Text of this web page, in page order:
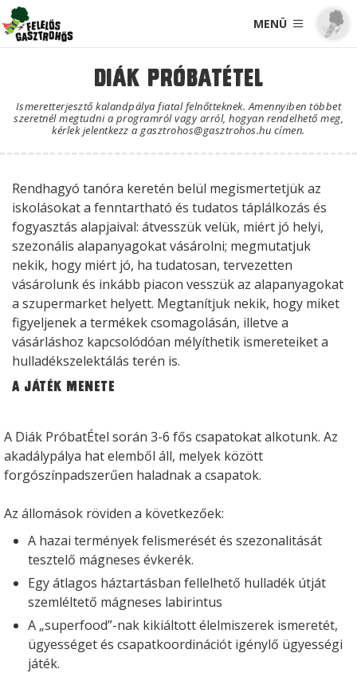
MENÜ
Diák PróbatÉtel
Ismeretterjesztő kalandpálya fiatal felnőtteknek. Amennyiben többet
szeretnél megtudni a programról vagy arról, hogyan rendelhető meg,
kérlek jelentkezz a gasztrohos@gasztrohos.hu címen.
Rendhagyó tanóra keretén belül megismertetjük az
iskolásokat a fenntartható és tudatos táplálkozás és
fogyasztás alapjaival: átvesszük velük, miért jó helyi,
szezonális alapanyagokat vásárolni; megmutatjuk
nekik, hogy miért jó, ha tudatosan, tervezetten
vásárolunk és inkább piacon vesszük az alapanyagokat
a szupermarket helyett. Megtanítjuk nekik, hogy miket
figyeljenek a termékek csomagolásán, illetve a
vásárláshoz kapcsolódóan mélyíthetik ismereteiket a
hulladékszelektálás terén is.
A játék menete
A Diák PróbatÉtel során 3-6 fős csapatokat alkotunk. Az
akadálypálya hat elemből áll, melyek között
forgószínpadszerűen haladnak a csapatok.
Az állomások röviden a következőek:
A hazai termények felismerését és szezonalitását
tesztelő mágneses évkerék.
Egy átlagos háztartásban fellelhető hulladék útját
szemléltető mágneses labirintus
A „superfood”-nak kikiáltott élelmiszerek ismeretét,
ügyességet és csapatkoordinációt igénylő ügyességi
játék.